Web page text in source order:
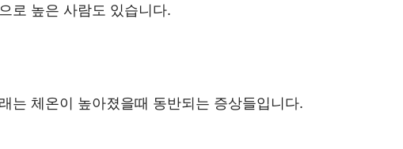
로 높은 사람도 있습니다.
는 체온이 높아졌을때 동반되는 증상들입니다.